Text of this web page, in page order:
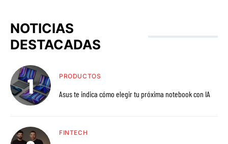
NOTICIAS
DESTACADAS
PRODUCTOS
Asus te indica cómo elegir tu próxima notebook con IA
FINTECH